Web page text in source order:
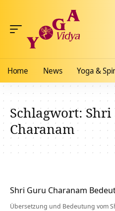
Home News Yoga &
Schlagwort:Shri
Charanam
Shri Guru Charanam
Übersetzung und Bedeutung vom